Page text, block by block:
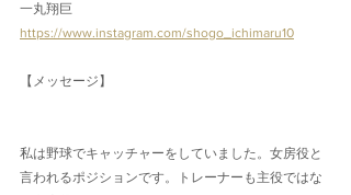
一丸翔巨
https://www.instagram.com/shogo_ichimaru10
【メッセージ】
私は野球でキャッチャーをしていました。女房役と
言われるポジションです。トレーナーも主役ではな